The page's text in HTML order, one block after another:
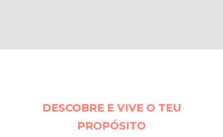
DESCOBRE E VIVE O TEU
PROPÓSITO